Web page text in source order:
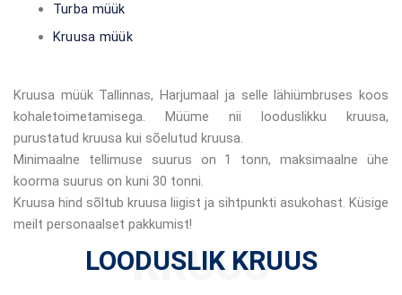
Turba müük
Kruusa müük
Kruusa müük Tallinnas, Harjumaal ja selle lähiümbruses koos
kohaletoimetamisega. Müüme nii looduslikku kruusa,
purustatud kruusa kui sõelutud kruusa.
Minimaalne tellimuse suurus on 1 tonn, maksimaalne ühe
koorma suurus on kuni 30 tonni.
Kruusa hind sõltub kruusa liigist ja sihtpunkti asukohast. Küsige
meilt personaalset pakkumist!
KRUUS
LOODUSLIK KRUUS